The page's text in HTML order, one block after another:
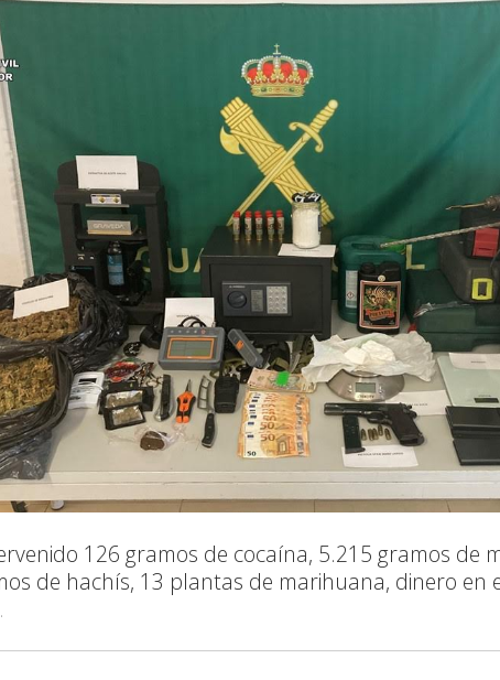
126 gramos de cocaína, 5.215 gramos de
de hachís, 13 plantas de marihuana, dinero en